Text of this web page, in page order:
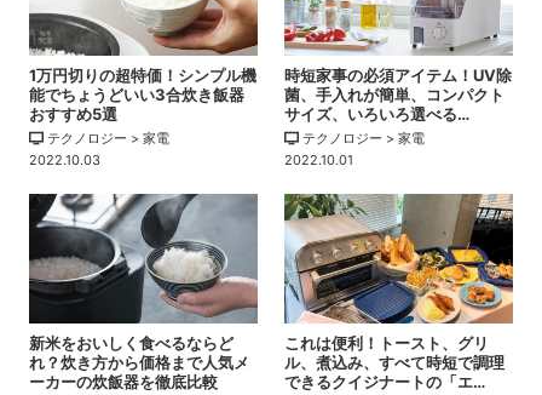
1万円切りの超特価！シンプル機
能でちょうどいい3合炊き飯器
おすすめ5選
テクノロジー > 家電
2022.10.03
時短家事の必須アイテム！UV除
菌、手入れが簡単、コンパクト
サイズ、いろいろ選べる…
テクノロジー > 家電
2022.10.01
新米をおいしく食べるならど
れ？炊き方から価格まで人気メ
ーカーの炊飯器を徹底比較
これは便利！トースト、グリ
ル、煮込み、すべて時短で調理
できるクイジナートの「エ…